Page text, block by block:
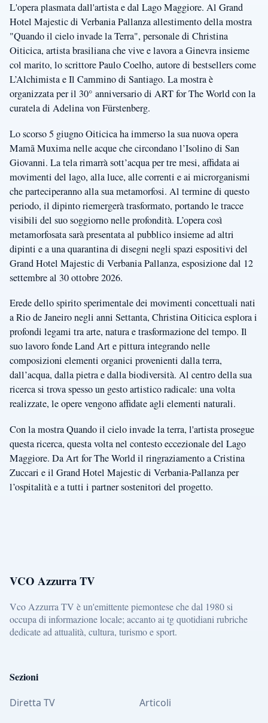
L'opera plasmata dall'artista e dal Lago Maggiore. Al Grand
Hotel Majestic di Verbania Pallanza allestimento della mostra
"Quando il cielo invade la Terra", personale di Christina
Oiticica, artista brasiliana che vive e lavora a Ginevra insieme
col marito, lo scrittore Paulo Coelho, autore di bestsellers come
L’Alchimista e Il Cammino di Santiago. La mostra è
organizzata per il 30° anniversario di ART for The World con la
curatela di Adelina von Fürstenberg.
Lo scorso 5 giugno Oiticica ha immerso la sua nuova opera
Mamã Muxima nelle acque che circondano l’Isolino di San
Giovanni. La tela rimarrà sott’acqua per tre mesi, affidata ai
movimenti del lago, alla luce, alle correnti e ai microrganismi
che parteciperanno alla sua metamorfosi. Al termine di questo
periodo, il dipinto riemergerà trasformato, portando le tracce
visibili del suo soggiorno nelle profondità. L’opera così
metamorfosata sarà presentata al pubblico insieme ad altri
dipinti e a una quarantina di disegni negli spazi espositivi del
Grand Hotel Majestic di Verbania Pallanza, esposizione dal 12
settembre al 30 ottobre 2026.
Erede dello spirito sperimentale dei movimenti concettuali nati
a Rio de Janeiro negli anni Settanta, Christina Oiticica esplora i
profondi legami tra arte, natura e trasformazione del tempo. Il
suo lavoro fonde Land Art e pittura integrando nelle
composizioni elementi organici provenienti dalla terra,
dall’acqua, dalla pietra e dalla biodiversità. Al centro della sua
ricerca si trova spesso un gesto artistico radicale: una volta
realizzate, le opere vengono affidate agli elementi naturali.
Con la mostra Quando il cielo invade la terra, l'artista prosegue
questa ricerca, questa volta nel contesto eccezionale del Lago
Maggiore. Da Art for The World il ringraziamento a Cristina
Zuccari e il Grand Hotel Majestic di Verbania-Pallanza per
l’ospitalità e a tutti i partner sostenitori del progetto.
VCO Azzurra TV
Vco Azzurra TV è un'emittente piemontese che dal 1980 si
occupa di informazione locale; accanto ai tg quotidiani rubriche
dedicate ad attualità, cultura, turismo e sport.
Sezioni
Diretta TV
Articoli